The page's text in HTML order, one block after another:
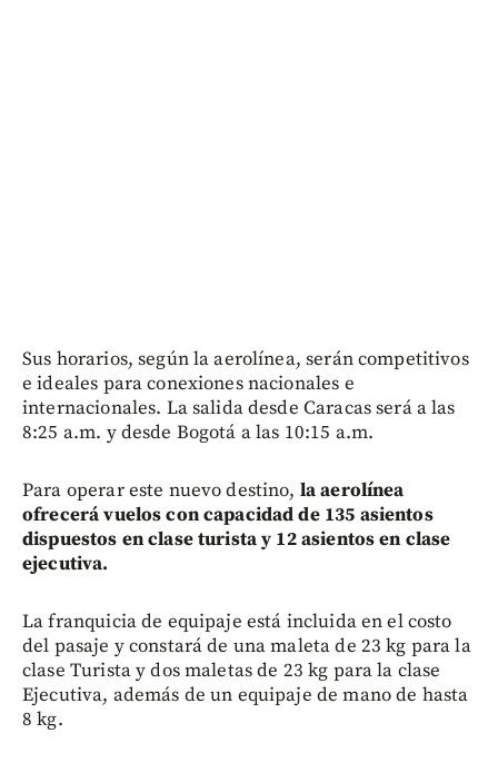
Sus horarios, según la aerolínea, serán competitivos
e ideales para conexiones nacionales e
internacionales. La salida desde Caracas será a las
8:25 a.m. y desde Bogotá a las 10:15 a.m.
Para operar este nuevo destino, la aerolínea
ofrecerá vuelos con capacidad de 135 asientos
dispuestos en clase turista y 12 asientos en clase
ejecutiva.
La franquicia de equipaje está incluida en el costo
del pasaje y constará de una maleta de 23 kg para la
clase Turista y dos maletas de 23 kg para la clase
Ejecutiva, además de un equipaje de mano de hasta
8 kg.